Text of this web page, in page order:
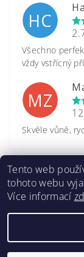
HC
Všechno
vždy vstřícný
MZ
Skvěle vůně,
Tento web
tohoto webu
Více informací